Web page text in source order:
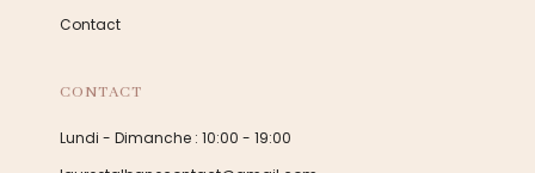
Contact
CONTACT
Lundi - Dimanche : 10:00 - 19:00